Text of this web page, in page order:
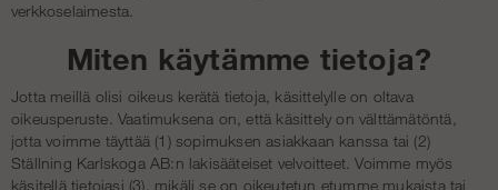
verkkoselaimesta.
Miten käytämme tietoja?
Jotta meillä olisi oikeus kerätä tietoja, käsittelylle on oltava
oikeusperuste. Vaatimuksena on, että käsittely on välttämätöntä,
jotta voimme täyttää (1) sopimuksen asiakkaan kanssa tai (2)
Ställning Karlskoga AB:n lakisääteiset velvoitteet. Voimme myös
käsitellä tietojasi (3), mikäli se on oikeutetun etumme mukaista tai